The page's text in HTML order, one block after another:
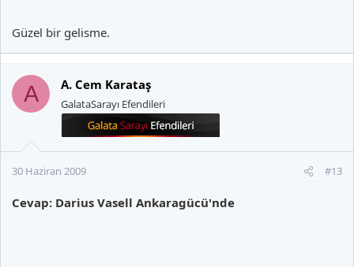
Güzel bir gelisme.
A A. Cem Karataş
GalataSarayı Efendileri
30 Haziran 2009 #13
Cevap: Darius Vasell Ankaragücü'nde